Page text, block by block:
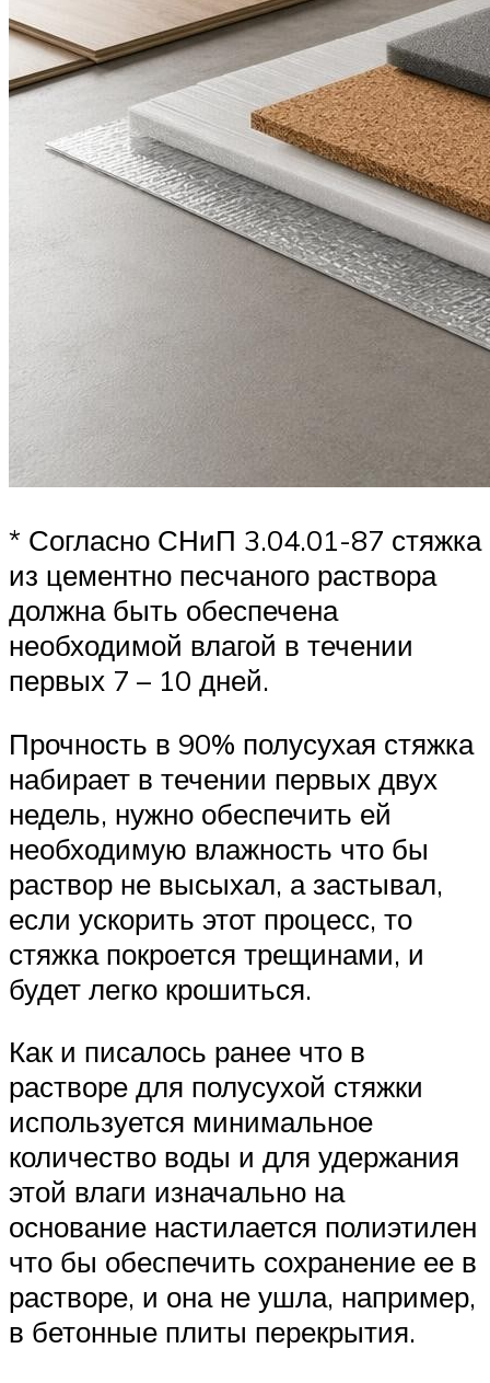
* Согласно СНиП 3.04.01-87 стяжка
из цементно песчаного раствора
должна быть обеспечена
необходимой влагой в течении
первых 7 – 10 дней.
Прочность в 90% полусухая стяжка
набирает в течении первых двух
недель, нужно обеспечить ей
необходимую влажность что бы
раствор не высыхал, а застывал,
если ускорить этот процесс, то
стяжка покроется трещинами, и
будет легко крошиться.
Как и писалось ранее что в
растворе для полусухой стяжки
используется минимальное
количество воды и для удержания
этой влаги изначально на
основание настилается полиэтилен
что бы обеспечить сохранение ее в
растворе, и она не ушла, например,
в бетонные плиты перекрытия.